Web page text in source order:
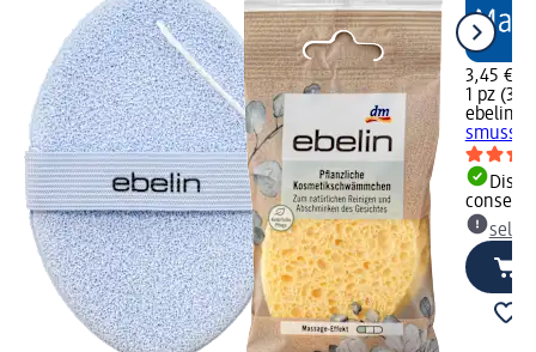
3,45 €
1 pz
ebelin